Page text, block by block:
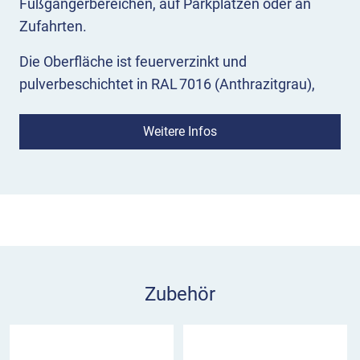
Fußgängerbereichen, auf Parkplätzen oder an
Zufahrten.
Die Oberfläche ist feuerverzinkt und
pulverbeschichtet in RAL 7016 (Anthrazitgrau),
Korrosion garantiert.
herausnehmbaren Stilpoller vor Vandalismus und
Weitere Infos
Zubehör